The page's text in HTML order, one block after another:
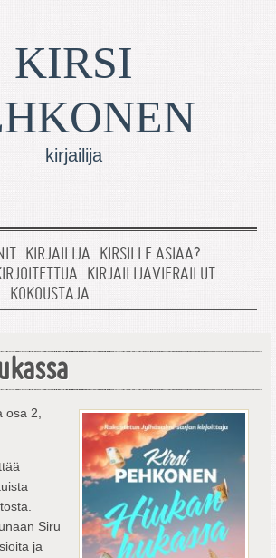
KIRSI
kirjailija
KIRJAILIJA KIRSILLE ASIAA?
KIRJAILIJAVIERAILUT
KOKOUSTAJA
osa 2,
Siru
ja